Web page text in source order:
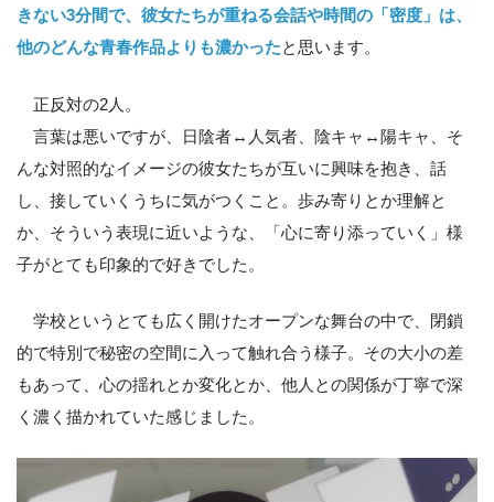
きない3分間で、彼女たちが重ねる会話や時間の「密度」は、
他のどんな青春作品よりも濃かったと思います。
正反対の2人。
言葉は悪いですが、日陰者↔人気者、陰キャ↔陽キャ、そ
んな対照的なイメージの彼女たちが互いに興味を抱き、話
し、接していくうちに気がつくこと。歩み寄りとか理解と
か、そういう表現に近いような、「心に寄り添っていく」様
子がとても印象的で好きでした。
学校というとても広く開けたオープンな舞台の中で、閉鎖
的で特別で秘密の空間に入って触れ合う様子。その大小の差
もあって、心の揺れとか変化とか、他人との関係が丁寧で深
く濃く描かれていた感じました。